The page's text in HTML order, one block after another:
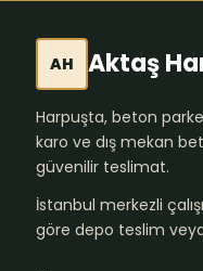
AH Aktaş
Harpuşta, beton
karo ve dış mekan
güvenilir teslimat.
İstanbul merkezli
göre depo teslim